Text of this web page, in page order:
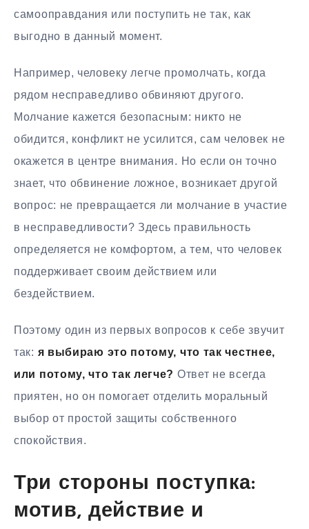
самооправдания или поступить не так, как
выгодно в данный момент.
Например, человеку легче промолчать, когда
рядом несправедливо обвиняют другого.
Молчание кажется безопасным: никто не
обидится, конфликт не усилится, сам человек не
окажется в центре внимания. Но если он точно
знает, что обвинение ложное, возникает другой
вопрос: не превращается ли молчание в участие
в несправедливости? Здесь правильность
определяется не комфортом, а тем, что человек
поддерживает своим действием или
бездействием.
Поэтому один из первых вопросов к себе звучит
так: я выбираю это потому, что так честнее,
или потому, что так легче? Ответ не всегда
приятен, но он помогает отделить моральный
выбор от простой защиты собственного
спокойствия.
Три стороны поступка:
мотив, действие и